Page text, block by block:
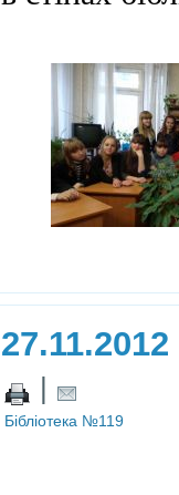
27.11.2012
|
Бібліотека №119